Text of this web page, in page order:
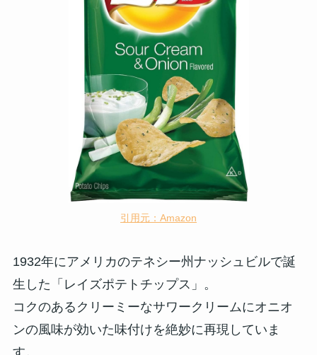
引用元：Amazon
1932年にアメリカのテネシー州ナッシュビルで誕
生した「レイズポテトチップス」。
コクのあるクリーミーなサワークリームにオニオ
ンの風味が効いた味付けを絶妙に再現していま
す。